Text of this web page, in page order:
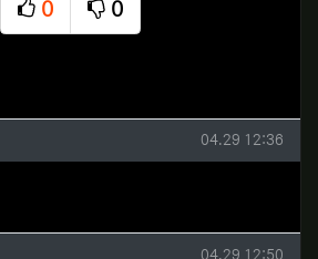
0
추천
0
비추천
댓글 작성일
04.29 12:36
작성일
04.29 12:50